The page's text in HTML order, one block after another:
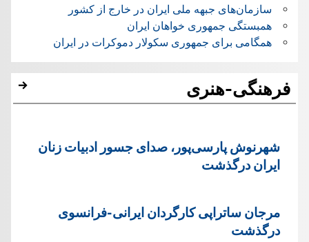
سازمان‌های جبهه ملی ایران در خارج از کشور
همبستگی جمهوری خواهان ایران
همگامی برای جمهوری سکولار دموکرات در ایران
فرهنگی-هنری
شهرنوش پارسی‌پور، صدای جسور ادبیات زنان
ایران درگذشت
مرجان ساتراپی کارگردان ایرانی-فرانسوی
درگذشت